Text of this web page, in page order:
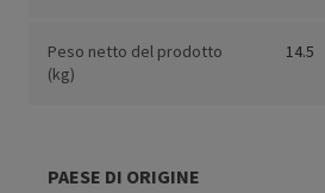
Peso netto del prodotto
(kg)
14.5
PAESE DI ORIGINE